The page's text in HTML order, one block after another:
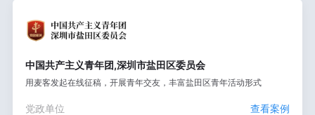
中国共产主义青年团,深圳市盐田区委员会
用麦客发起在线征稿，开展青年交友，丰富盐田区青年活动形式
党政单位 查看案例